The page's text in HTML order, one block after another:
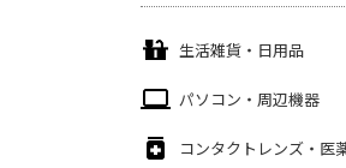
生活雑貨・日用品
パソコン・周辺機器
コンタクトレンズ・医